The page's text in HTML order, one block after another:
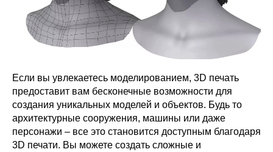
Если вы увлекаетесь моделированием, 3D печать
предоставит вам бесконечные возможности для
создания уникальных моделей и объектов. Будь то
архитектурные сооружения, машины или даже
персонажи – все это становится доступным благодаря
3D печати. Вы можете создать сложные и